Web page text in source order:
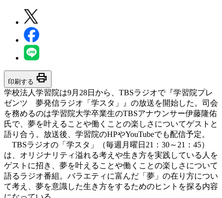
印刷する print
学校法人学習院は9月28日から、TBSラジオで『学習院プレ
ゼンツ 夢発信ラジオ「学スタ」』の放送を開始した。司会
を務めるのは学習院大学卒業生のTBSアナウンサー伊藤隆佑
氏で、夢を叶えることや働くことの楽しさについてゲストと
語り合う。放送後、学習院のHPやYouTubeでも配信予定。
TBSラジオの「学スタ」（毎週月曜日21：30～21：45）
は、オリジナリティ溢れる考えや生き方を実践している人を
ゲストに招き、夢を叶えることや働くことの楽しさについて
語るラジオ番組。バラエティに富んだ「夢」の在り方につい
て考え、夢を意識した生き方をするためのヒントを探る内容